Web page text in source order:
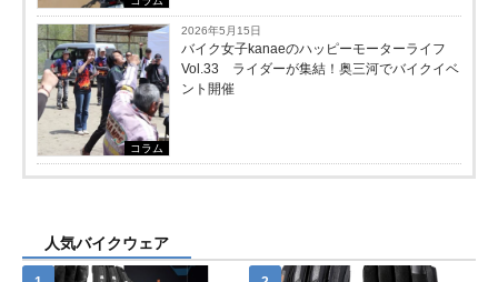
コラム
2026年5月15日
バイク女子kanaeのハッピーモーターライフ
Vol.33 ライダーが集結！奥三河でバイクイベ
ント開催
人気バイクウェア